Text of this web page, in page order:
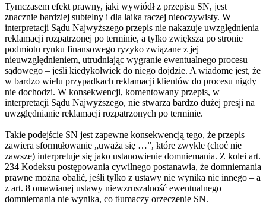
Tymczasem efekt prawny, jaki wywiódł z przepisu SN, jest
znacznie bardziej subtelny i dla laika raczej nieoczywisty. W
interpretacji Sądu Najwyższego przepis nie nakazuje uwzględnienia
reklamacji rozpatrzonej po terminie, a tylko zwiększa po stronie
podmiotu rynku finansowego ryzyko związane z jej
nieuwzględnieniem, utrudniając wygranie ewentualnego procesu
sądowego – jeśli kiedykolwiek do niego dojdzie. A wiadome jest, że
w bardzo wielu przypadkach reklamacji klientów do procesu nigdy
nie dochodzi. W konsekwencji, komentowany przepis, w
interpretacji Sądu Najwyższego, nie stwarza bardzo dużej presji na
uwzględnianie reklamacji rozpatrzonych po terminie.
Takie podejście SN jest zapewne konsekwencją tego, że przepis
zawiera sformułowanie „uważa się …”, które zwykle (choć nie
zawsze) interpretuje się jako ustanowienie domniemania. Z kolei art.
234 Kodeksu postępowania cywilnego postanawia, że domniemania
prawne można obalić, jeśli tylko z ustawy nie wynika nic innego – a
z art. 8 omawianej ustawy niewzruszalność ewentualnego
domniemania nie wynika, co tłumaczy orzeczenie SN.